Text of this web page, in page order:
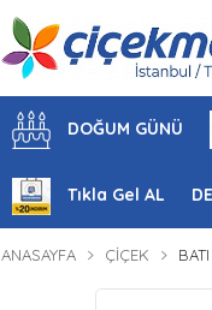
DOĞUM GÜNÜ
Tıkla Gel AL
ANASAYFA ÇIÇEK